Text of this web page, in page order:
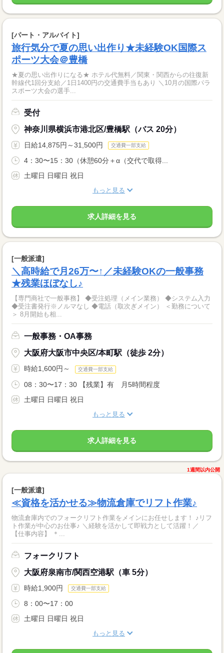
[パート・アルバイト]
旅行気分で夏の思い出作り★未経験OK国際ス
ポーツ大会＠豊橋
★夏の思い出作りになる★ ホテル代無料／関東・関西からの往復新
幹線代1回分支給／1日1400円の交通費手当もあり ＼10月の国際パラ
スポーツ大会の選手...
受付
神奈川県横浜市港北区/豊橋駅（バス 20分）
日給14,875円～31,500円 交通費一部支給
4：30〜15：30（休憩60分＋α（交代で取得...
土曜日 日曜日 祝日
もっと見る
求人詳細を見る
[一般派遣]
＼高時給で月26万〜↑／未経験OKの一般事務
★残業ほぼなし♪
【専門商社で一般事務】 ◆受注処理（メイン業務） ◆システム入力
◆受注書発行※ノルマなし ◆電話（取次ぎメイン） ＜勤務について
＞ 8月開始も相...
一般事務・OA事務
大阪府大阪市中央区/本町駅（徒歩 2分）
時給1,600円～ 交通費一部支給
08：30〜17：30 【残業】有 月5時間程度
土曜日 日曜日 祝日
もっと見る
求人詳細を見る
1週間以内公開
[一般派遣]
≪資格を活かせる≫物流倉庫でリフト作業♪
物流倉庫内でのフォークリフト作業をメインにお任せします！ ♪リフ
ト作業が中心のお仕事♪ ＼経験を活かして即戦力として活躍！／
【仕事内容】 ＊...
フォークリフト
大阪府泉南市/関西空港駅（車 5分）
時給1,900円 交通費一部支給
8：00〜17：00
土曜日 日曜日 祝日
もっと見る